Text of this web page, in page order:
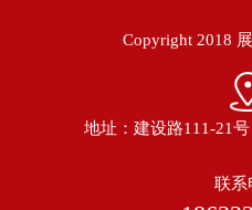
Copyright 2018
地址：建设路111-21
联系